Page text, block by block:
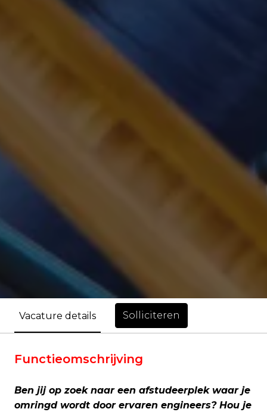
Vacature details Solliciteren
Functieomschrijving
Ben jij op zoek naar een afstudeerplek waar je
omringd wordt door ervaren engineers? Hou je